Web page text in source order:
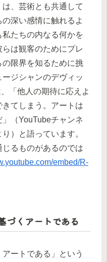
、芸術とも共通して
深い感情に触れるよ
たちの内なる何かを
は観客のためにプレ
限界を知るために挑
ジシャンのデヴィッ
「他人の期待に応えよ
てしまう。アートは
（YouTubeチャンネ
）と語っています。
るものがあるのでは
embed/R-
づくアートである
アートである」という